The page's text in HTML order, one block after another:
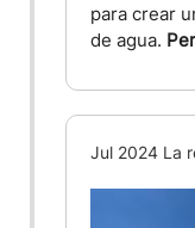
para crear
de agua.
Jul 2024 La